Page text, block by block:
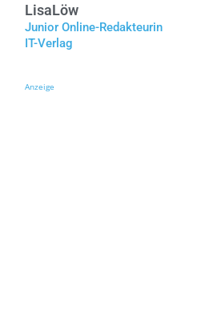
LisaLöw
Junior Online-Redakteurin
IT-Verlag
Anzeige